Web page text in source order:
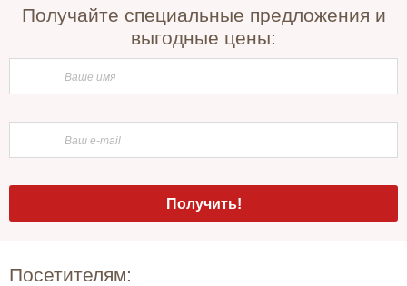
Получайте специальные предложения и
выгодные цены:
Посетителям: